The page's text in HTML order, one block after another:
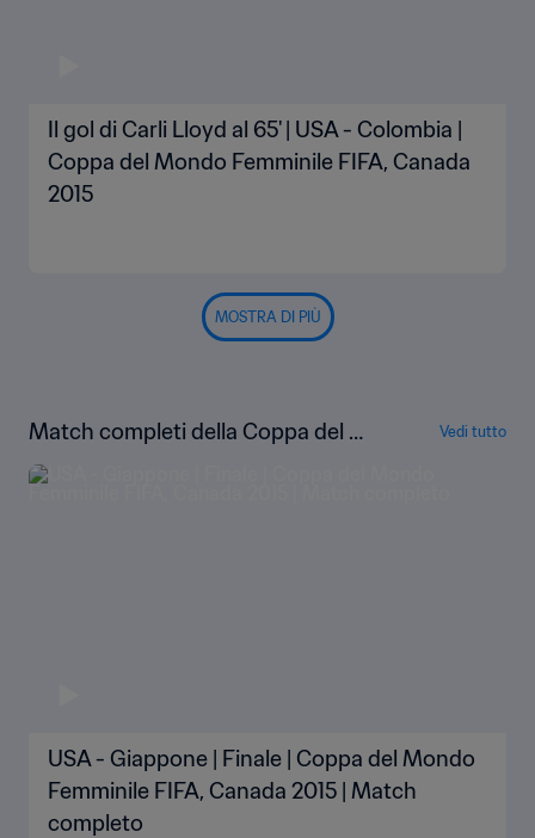
Il gol di Carli Lloyd al 65' | USA - Colombia |
Coppa del Mondo Femminile FIFA, Canada
2015
MOSTRA DI PIÙ
Match completi della Coppa del Mo
ndo femminile FIFA Canada 2015
Vedi tutto
USA - Giappone | Finale | Coppa del Mondo
Femminile FIFA, Canada 2015 | Match
completo